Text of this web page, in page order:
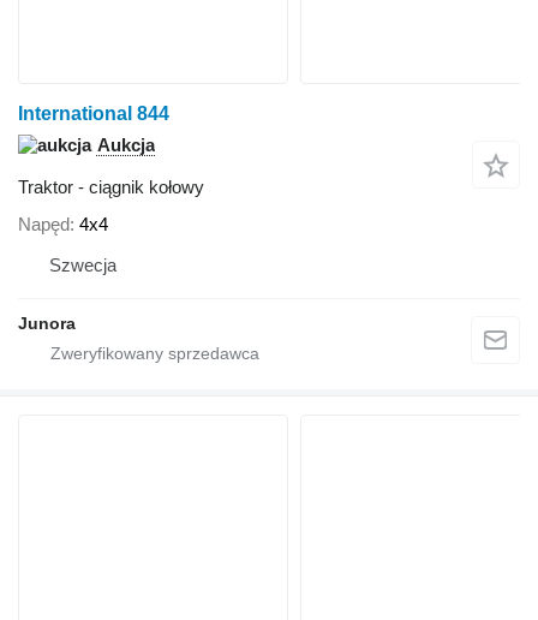
International 844
Aukcja
Traktor - ciągnik kołowy
Napęd 4x4
Szwecja
Junora